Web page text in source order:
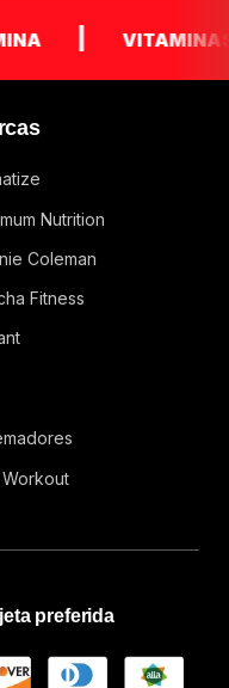
VITAMINAS
Nutrition
Coleman
Fitness
preferida